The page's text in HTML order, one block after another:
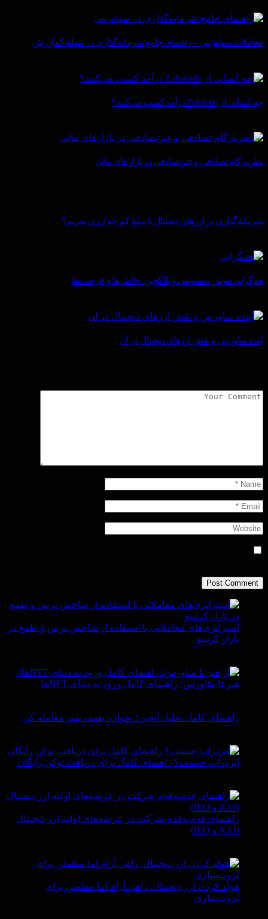
معاملات سهام پنی – راهنمای جامع سرمایه‌گذاری در سهام کم‌ارزش
چه کسانی از Zulutrade درآمد کسب می‌کنند؟
نظریه گام تصادفی و غیرتصادفی در بازارهای مالی
سرمایه‌گذاری در ارزهای دیجیتال با مبلغ کم چه ارزی بخریم؟
هم‌گرایی هوش مصنوعی و بلاکچین: چالش‌ها و فرصت‌ها
آینده متاورس و نقش ارزهای دیجیتال در آن
استراتژی‌های معاملاتی با استفاده از شاخص ترس و طمع در
بازار کریپتو
از
هنر تا متاورس؛ راهنمای کامل ورود به دنیای NFTها
راهنمای کامل تحلیل آنچین؛ بخوان، بفهم، بهتر معامله کن
ایردراپ چیست؟ راهنمای کامل برای دریافت توکن رایگان
راهنمای قدم‌به‌قدم شرکت در عرضه‌های اولیه ارز دیجیتال
(ICO و IEO)
هولد کردن ارز دیجیتال: راهی آرام اما مطمئن برای
ثروت‌سازی